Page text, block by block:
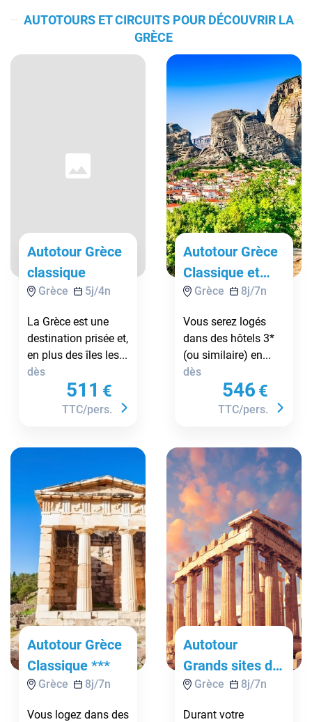
AUTOTOURS ET CIRCUITS POUR DÉCOUVRIR LA
GRÈCE
Autotour Grèce
classique
Grèce 5j/4n
La Grèce est une
destination prisée et,
en plus des îles les...
dès
511 €
TTC/pers.
Autotour Grèce
Classique et
Météores ***
Grèce 8j/7n
Vous serez logés
dans des hôtels 3*
(ou similaire) en...
dès
546 €
TTC/pers.
Autotour Grèce
Classique ***
Grèce 8j/7n
Vous logez dans des
Autotour
Grands sites du
Péloponnèse en
liberté ***
Grèce 8j/7n
Durant votre